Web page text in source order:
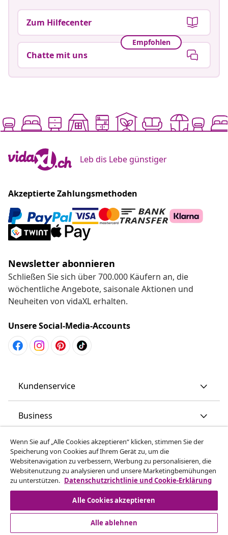
Zum Hilfecenter
Empfohlen
Chatte mit uns
Leb dis Lebe günstiger
Akzeptierte Zahlungsmethoden
Newsletter abonnieren
Schließen Sie sich über 700.000 Käufern an, die
wöchentliche Angebote, saisonale Aktionen und
Neuheiten von vidaXL erhalten.
Unsere Social-Media-Accounts
Kundenservice
Business
vidaXL
Mehr entdecken
Wenn Sie auf „Alle Cookies akzeptieren“ klicken, stimmen Sie der
Speicherung von Cookies auf Ihrem Gerät zu, um die
Websitenavigation zu verbessern, Werbung zu personalisieren, die
Websitenutzung zu analysieren und unsere Marketingbemühungen
zu unterstützen. Datenschutzrichtlinie und Cookie-Erklärung
Alle Cookies akzeptieren
Alle ablehnen